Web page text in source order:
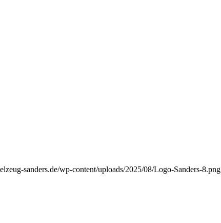
sanders.de/wp-content/uploads/2025/08/Logo-Sanders-8.png